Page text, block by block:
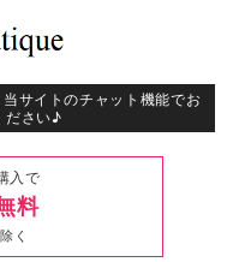
サイトのチャット機能でお
ださい♪
入で
料
く